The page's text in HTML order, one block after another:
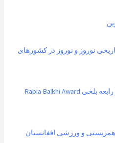
تاریخی نوروز و نوروز در کشورهای
فورم رای دهی برنامه اهدا جوایز رابعه بلخی Rabia Balkhi Award
و ورزشی افغانستان